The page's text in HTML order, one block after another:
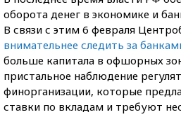
оборота денег в экономике и
В связи с этим 6 февраля
внимательнее следить за
больше капитала в офшорных
пристальное наблюдение
финорганизации, которые
ставки по вкладам и требуют